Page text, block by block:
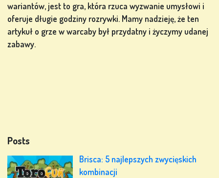
wariantów, jest to gra, która rzuca wyzwanie umysłowi i
oferuje długie godziny rozrywki. Mamy nadzieję, że ten
artykuł o grze w warcaby był przydatny i życzymy udanej
zabawy.
Posts
Brisca: 5 najlepszych zwycięskich
kombinacji